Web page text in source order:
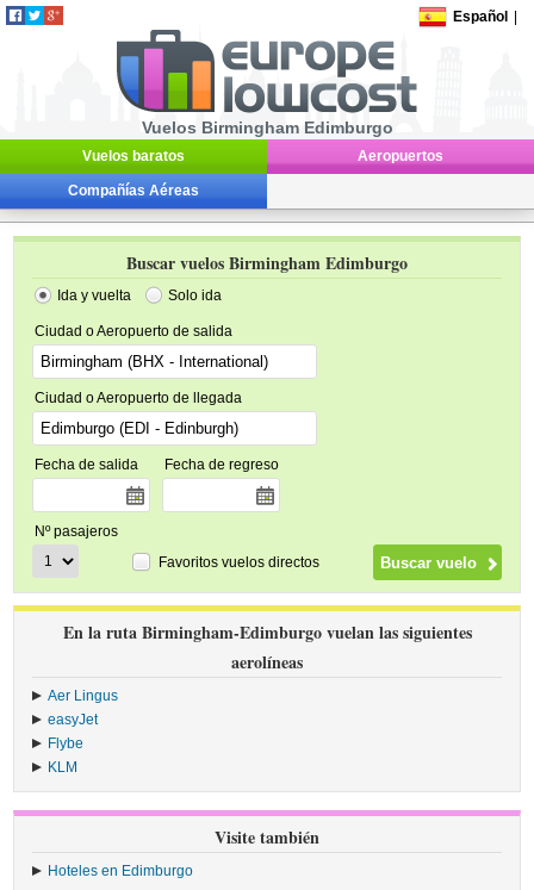
Español
Vuelos Birmingham Edimburgo
Vuelos baratos Aeropuertos
Compañías Aéreas
Buscar vuelos Birmingham Edimburgo
Ida y vuelta Solo ida
Ciudad o Aeropuerto de salida
Ciudad o Aeropuerto de llegada
Fecha de salida Fecha de regreso
Nº pasajeros
Favoritos vuelos directos
En la ruta Birmingham-Edimburgo vuelan las siguientes
aerolíneas
Aer Lingus
easyJet
Flybe
KLM
Visite también
Hoteles en Edimburgo